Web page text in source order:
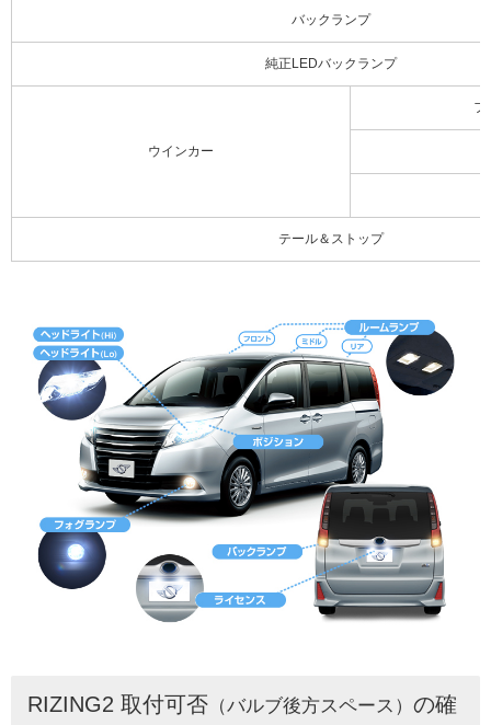
バックランプ
純正LEDバックランプ
ウインカー
フ
テール＆ストップ
RIZING2 取付可否 （バルブ後方スペース） の確